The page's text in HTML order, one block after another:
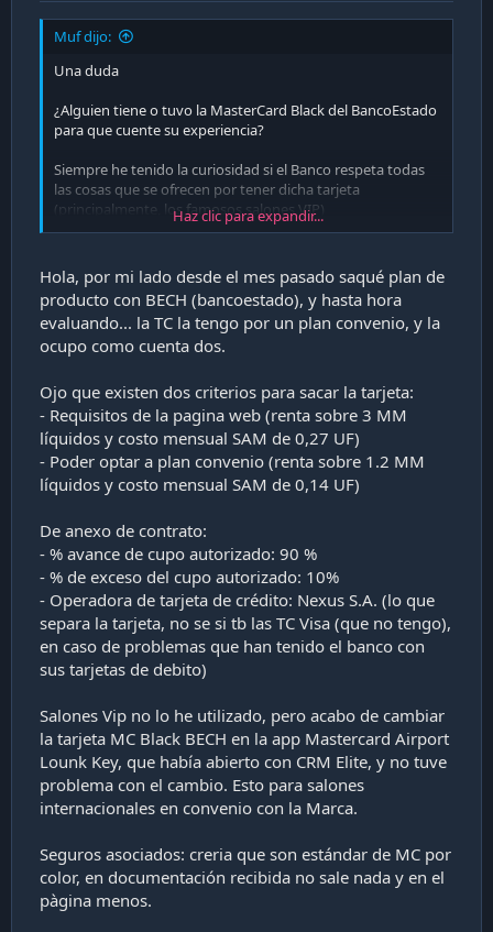
Muf dijo:
Una duda
¿Alguien tiene o tuvo la MasterCard Black del BancoEstado
para que cuente su experiencia?
Siempre he tenido la curiosidad si el Banco respeta todas
las cosas que se ofrecen por tener dicha tarjeta
(principalmente, los famosos salones VIP)
la TC? Admito que tengo un proyecto en mente y me
ayudaría mucho pagarlo con TC
Haz clic para expandir...
Hola, por mi lado desde el mes pasado saqué plan de
producto con BECH (bancoestado), y hasta hora
evaluando... la TC la tengo por un plan convenio, y la
ocupo como cuenta dos.
Ojo que existen dos criterios para sacar la tarjeta:
- Requisitos de la pagina web (renta sobre 3 MM
líquidos y costo mensual SAM de 0,27 UF)
- Poder optar a plan convenio (renta sobre 1.2 MM
líquidos y costo mensual SAM de 0,14 UF)
De anexo de contrato:
- % avance de cupo autorizado: 90 %
- % de exceso del cupo autorizado: 10%
- Operadora de tarjeta de crédito: Nexus S.A. (lo que
separa la tarjeta, no se si tb las TC Visa (que no tengo),
en caso de problemas que han tenido el banco con
sus tarjetas de debito)
Salones Vip no lo he utilizado, pero acabo de cambiar
la tarjeta MC Black BECH en la app Mastercard Airport
Lounk Key, que había abierto con CRM Elite, y no tuve
problema con el cambio. Esto para salones
internacionales en convenio con la Marca.
Seguros asociados: creria que son estándar de MC por
color, en documentación recibida no sale nada y en el
pàgina menos.